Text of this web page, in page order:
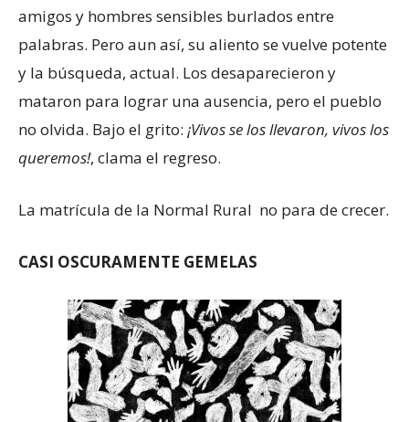
amigos y hombres sensibles burlados entre
palabras. Pero aun así, su aliento se vuelve potente
y la búsqueda, actual. Los desaparecieron y
mataron para lograr una ausencia, pero el pueblo
no olvida. Bajo el grito: ¡Vivos se los llevaron, vivos los
queremos!, clama el regreso.
La matrícula de la Normal Rural no para de crecer.
CASI OSCURAMENTE GEMELAS